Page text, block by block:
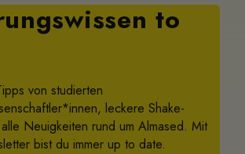
to
von studierten
leckere Shake-
Neuigkeiten rund um Almased. Mit
bist du immer up to date.